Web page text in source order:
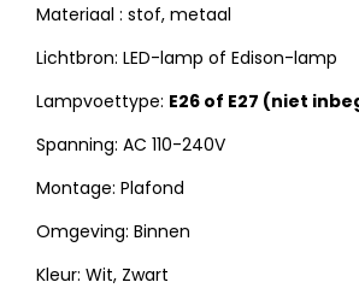
Materiaal : stof, metaal
Lichtbron: LED-lamp of Edison-lamp
Lampvoettype: E26 of E27 (niet
Spanning: AC 110-240V
Montage: Plafond
Omgeving: Binnen
Kleur: Wit, Zwart